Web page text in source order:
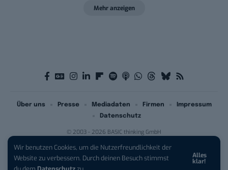
Wir benutzen Cookies, um die Nutzerfreundlichkeit der
Website zu verbessern. Durch deinen Besuch stimmst
Alles
klar!
Mehr anzeigen
© 2003 - 2026 BASIC thinking GmbH
Über uns Presse Mediadaten Firmen
Impressum
Datenschutz
iPhone 17 Pro sichern:Für 1 € +
200 € Hardware-Bonus!